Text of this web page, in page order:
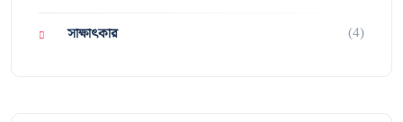
সাক্ষাৎকার (4)